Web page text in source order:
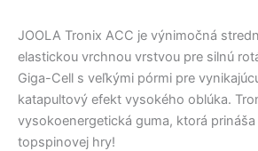
JOOLA Tronix ACC je výnimočná
elastickou vrchnou vrstvou pre silnú
Giga-Cell s veľkými pórmi pre
katapultový efekt vysokého oblúka.
vysokoenergetická guma, ktorá
topspinovej hry!